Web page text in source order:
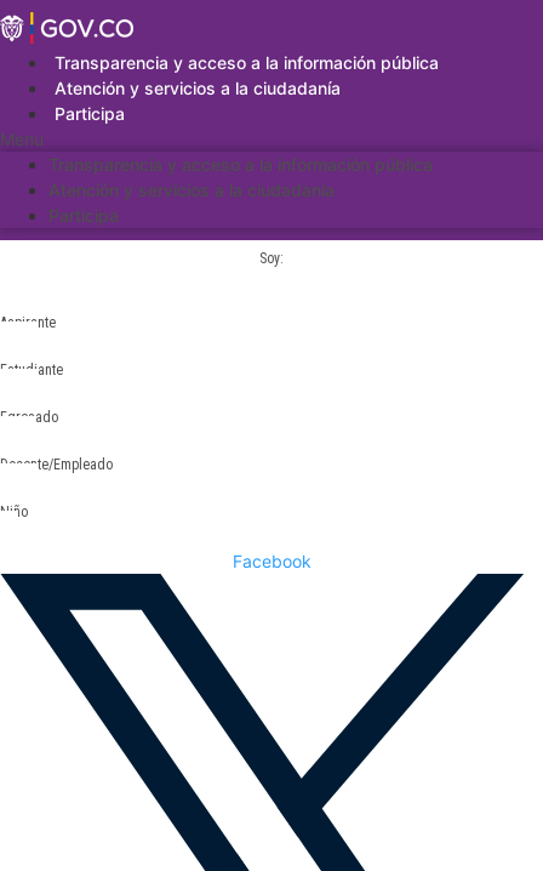
Saltar
al
contenidoTransparencia y acceso a la información pública
Atención y servicios a la ciudadanía
Participa
Menu
Transparencia y acceso a la información pública
Atención y servicios a la ciudadanía
Participa
Soy:
Aspirante
Estudiante
Egresado
Docente/Empleado
Niño
Facebook